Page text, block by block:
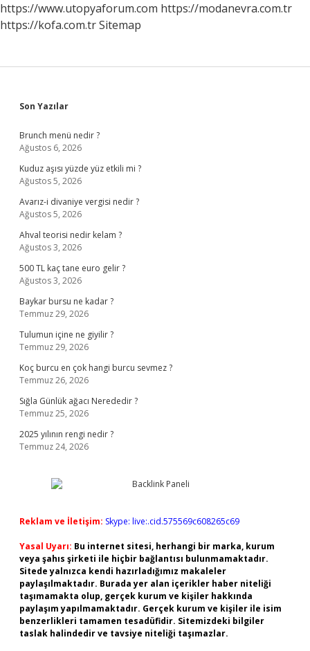
https://www.utopyaforum.com https://modanevra.com.tr
https://kofa.com.trSitemap
Sidebar
Son Yazılar
Brunch menü nedir ?
Ağustos 6, 2026
Kuduz aşısı yüzde yüz etkili mi ?
Ağustos 5, 2026
Avarız-i divaniye vergisi nedir ?
Ağustos 5, 2026
Ahval teorisi nedir kelam ?
Ağustos 3, 2026
500 TL kaç tane euro gelir ?
Ağustos 3, 2026
Baykar bursu ne kadar ?
Temmuz 29, 2026
Tulumun içine ne giyilir ?
Temmuz 29, 2026
Koç burcu en çok hangi burcu sevmez ?
Temmuz 26, 2026
Sığla Günlük ağacı Nerededir ?
Temmuz 25, 2026
2025 yılının rengi nedir ?
Temmuz 24, 2026
Reklam ve İletişim: Skype: live:.cid.575569c608265c69
Yasal Uyarı: Bu internet sitesi, herhangi bir marka, kurum
veya şahıs şirketi ile hiçbir bağlantısı bulunmamaktadır.
Sitede yalnızca kendi hazırladığımız makaleler
paylaşılmaktadır. Burada yer alan içerikler haber niteliği
taşımamakta olup, gerçek kurum ve kişiler hakkında
paylaşım yapılmamaktadır. Gerçek kurum ve kişiler ile isim
benzerlikleri tamamen tesadüfidir. Sitemizdeki bilgiler
taslak halindedir ve tavsiye niteliği taşımazlar.